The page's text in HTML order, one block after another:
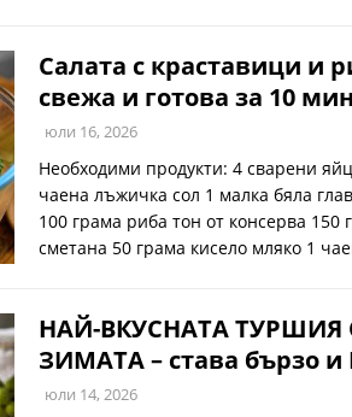
Салата с краставици и
свежа и готова за 10
юли 16, 2026
Необходими продукти: 4 сварени
чаена лъжичка сол 1 малка бяла
100 грама риба тон от консерва 150
сметана 50 грама кисело мляко 1
НАЙ-ВКУСНАТА
ЗИМАТА – става бързо и
юли 14, 2026